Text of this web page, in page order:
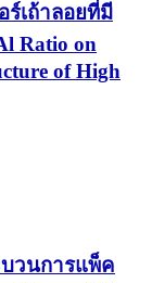
ร์เถ้าลอยที่มี
Ratio on
of High
วนการแพ็ค